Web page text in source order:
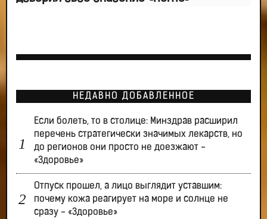
НЕДАВНО ДОБАВЛЕННОЕ
Если болеть, то в столице: Минздрав расширил
перечень стратегически значимых лекарств, но
до регионов они просто не доезжают -
«Здоровье»
Отпуск прошел, а лицо выглядит уставшим:
почему кожа реагирует на море и солнце не
сразу - «Здоровье»